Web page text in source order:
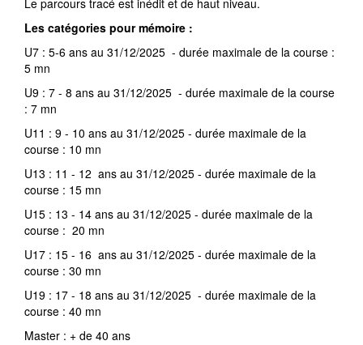
Le parcours tracé est inédit et de haut niveau.
Les catégories pour mémoire :
U7 : 5-6 ans au 31/12/2025 - durée maximale de la course :
5 mn
U9 : 7 - 8 ans au 31/12/2025 - durée maximale de la course
: 7 mn
U11 : 9 - 10 ans au 31/12/2025 - durée maximale de la
course : 10 mn
U13 : 11 - 12 ans au 31/12/2025 - durée maximale de la
course : 15 mn
U15 : 13 - 14 ans au 31/12/2025 - durée maximale de la
course : 20 mn
U17 : 15 - 16 ans au 31/12/2025 - durée maximale de la
course : 30 mn
U19 : 17 - 18 ans au 31/12/2025 - durée maximale de la
course : 40 mn
Master : + de 40 ans